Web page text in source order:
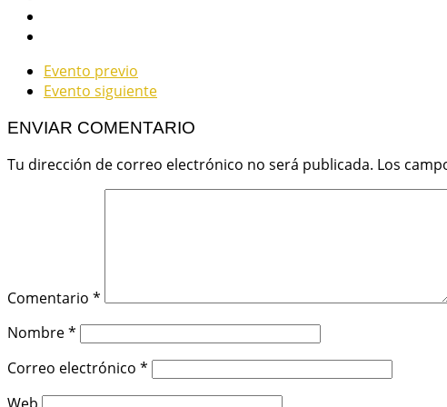
Evento previo
Evento siguiente
ENVIAR COMENTARIO
Tu dirección de correo electrónico no será publicada. Los
Comentario *
Nombre*
Correo electrónico *